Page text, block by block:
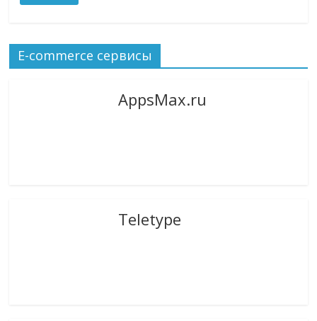
знать
меняет
жизнь
E-commerce сервисы
AppsMax.ru
Teletype